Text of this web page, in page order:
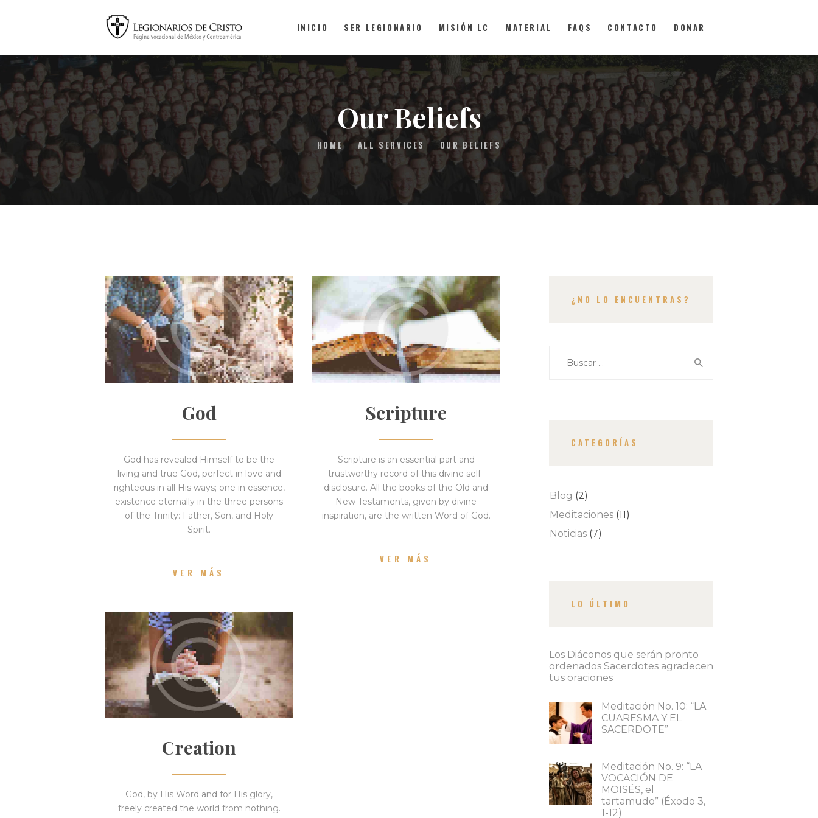
INICIO SER LEGIONARIO MISIÓN LC MATERIAL FAQS CONTACTO DONAR
Our Beliefs
HOME ALL SERVICES OUR BELIEFS
INICIO
SER LEGIONARIO
MISIÓN LC
MATERIAL
FAQS
God
God has revealed Himself to be the
living and true God, perfect in love and
righteous in all His ways; one in essence,
existence eternally in the three persons
of the Trinity: Father, Son, and Holy
Spirit.
VER MÁS
Scripture
Scripture is an essential part and
trustworthy record of this divine self-
disclosure. All the books of the Old and
New Testaments, given by divine
inspiration, are the written Word of God.
VER MÁS
Creation
God, by His Word and for His glory,
freely created the world from nothing.
¿NO LO ENCUENTRAS?
CATEGORÍAS
Blog (2)
Meditaciones (11)
Noticias (7)
LO ÚLTIMO
Los Diáconos que serán pronto
ordenados Sacerdotes agradecen
tus oraciones
Meditación No. 10: “LA
CUARESMA Y EL
SACERDOTE”
Meditación No. 9: “LA
VOCACIÓN DE
MOISÉS, el
tartamudo” (Éxodo 3,
1-12)